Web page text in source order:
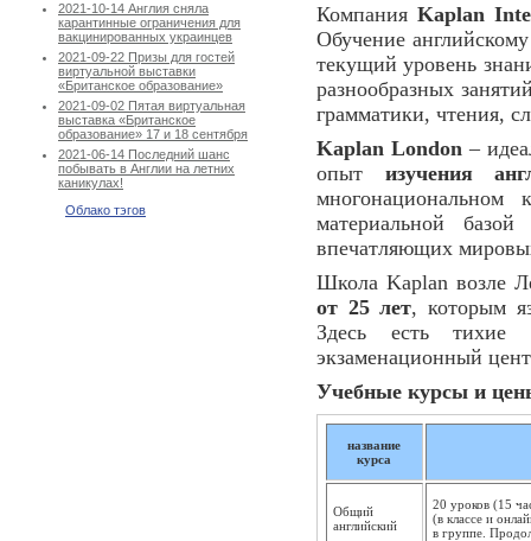
2021-10-14 Англия сняла
карантинные ограничения для
вакцинированных украинцев
2021-09-22 Призы для гостей
виртуальной выставки
«Британское образование»
2021-09-02 Пятая виртуальная
выставка «Британское
образование» 17 и 18 сентября
2021-06-14 Последний шанс
побывать в Англии на летних
каникулах!
Облако тэгов
Компания Kaplan
Обучение
текущий уровень
разнообразных
грамматики, чтения,
Kaplan London –
опыт изучения
материальной
впечатляющих
Школа Kaplan возле
от 25 лет, которым
Здесь есть тихие
экзаменационный
Учебные курсы и
название
курса
Общий
английский
20 уроков (15
(в классе и
в группе.